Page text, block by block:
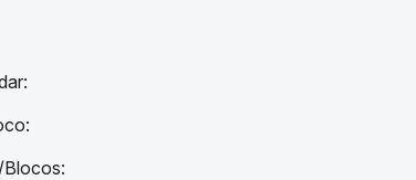
Blocos: